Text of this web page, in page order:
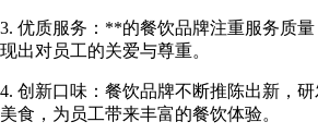
3. 优质服务：**的餐饮品牌注重服务质
现出对员工的关爱与尊重。
4. 创新口味：餐饮品牌不断推陈出新，
美食，为员工带来丰富的餐饮体验。